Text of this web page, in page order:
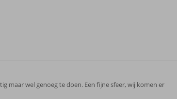
maar wel genoeg te doen. Een fijne sfeer, wij komen er